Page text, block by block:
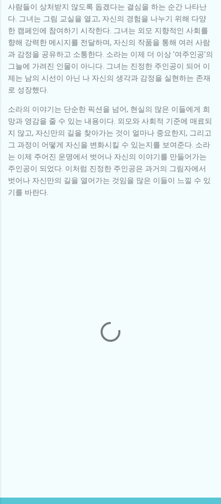
사람들이 상처받지 않도록 돕겠다는 결심을 하는 순간 나타난
다. 그녀는 그림 교실을 열고, 자신의 경험을 나누기 위해 다양
한 캠페인에 참여하기 시작한다. 그녀는 외모 지향적인 사회를
향해 강력한 메시지를 전달하며, 자신의 작품을 통해 여러 사람
과 감정을 공유하고 소통한다. 소라는 이제 더 이상 '여주인공'의
그늘에 가려진 인물이 아니다. 그녀는 진정한 주인공이 되어 이
제는 남의 시선이 아닌 나 자신의 생각과 감정을 실현하는 존재
로 성장했다.
소라의 이야기는 단순한 픽션을 넘어, 현실의 많은 이들에게 희
망과 영감을 줄 수 있는 내용이다. 외모와 사회적 기준에 매료되
지 않고, 자신만의 길을 찾아가는 것이 얼마나 중요한지, 그리고
그 과정이 어떻게 자신을 변화시킬 수 있는지를 보여준다. 소라
는 이제 주어진 운명에서 벗어나 자신의 이야기를 만들어가는
주인공이 되었다. 이처럼 진정한 주인공은 과거의 그림자에서
벗어나 자신만의 길을 열어가는 것임을 많은 이들이 느낄 수 있
기를 바란다.